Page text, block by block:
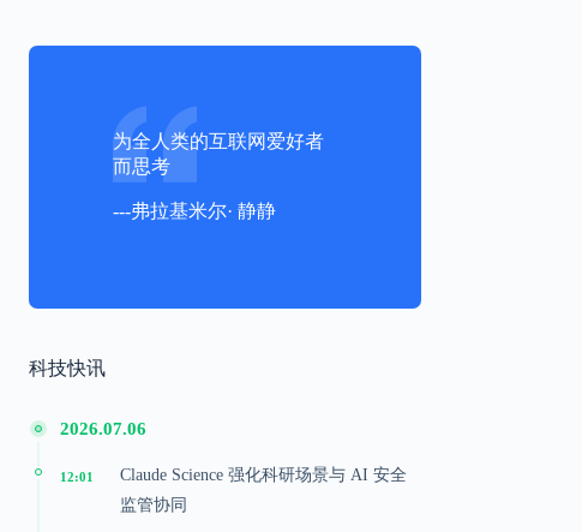
为全人类的互联网爱好者
而思考
---弗拉基米尔· 静静
科技快讯
2026.07.06
12:01
Claude Science 强化科研场景与 AI 安全
监管协同